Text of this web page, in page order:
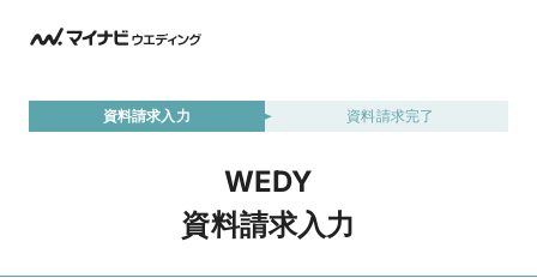
資料請求入力 資料請求完了
WEDY
資料請求入力